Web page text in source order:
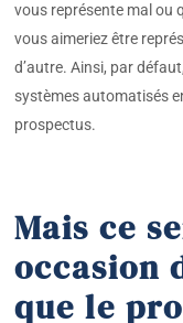
vous représente mal ou
vous aimeriez être
d’autre. Ainsi, par
systèmes automatisés
prospectus.
Mais ce
occasion
que le